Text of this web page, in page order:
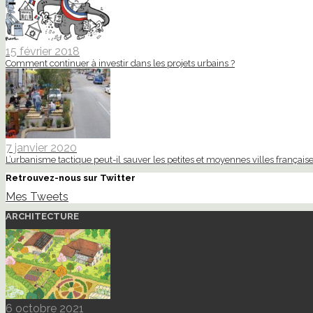
15 février 2018
Comment continuer à investir dans les projets urbains ?
7 janvier 2020
L’urbanisme tactique peut-il sauver les petites et moyennes villes
Retrouvez-nous sur Twitter
Mes Tweets
ARCHITECTURE
6 octobre 2021